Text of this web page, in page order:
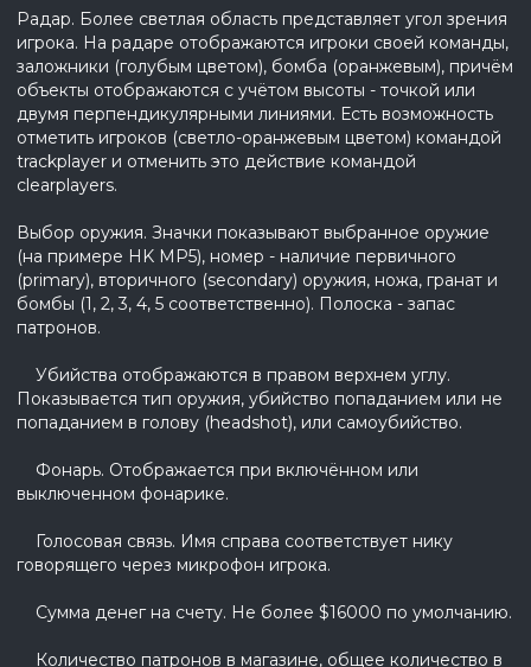
Радар. Более светлая область представляет угол зрения
игрока. На радаре отображаются игроки своей команды,
заложники (голубым цветом), бомба (оранжевым), причём
объекты отображаются с учётом высоты - точкой или
двумя перпендикулярными линиями. Есть возможность
отметить игроков (светло-оранжевым цветом) командой
trackplayer и отменить это действие командой
clearplayers.
Выбор оружия. Значки показывают выбранное оружие
(на примере HK MP5), номер - наличие первичного
(primary), вторичного (secondary) оружия, ножа, гранат и
бомбы (1, 2, 3, 4, 5 соответственно). Полоска - запас
патронов.
Убийства отображаются в правом верхнем углу.
Показывается тип оружия, убийство попаданием или не
попаданием в голову (headshot), или самоубийство.
Фонарь. Отображается при включённом или
выключенном фонарике.
Голосовая связь. Имя справа соответствует нику
говорящего через микрофон игрока.
Сумма денег на счету. Не более $16000 по умолчанию.
Количество патронов в магазине, общее количество в